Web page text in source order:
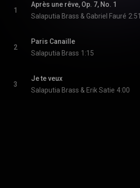
1
Après une rêve, Op. 7, No. 1
Salaputia Brass & Gabriel Fauré 2:51
2
Paris Canaille
Salaputia Brass 1:15
3
Je te veux
Salaputia Brass & Erik Satie 4:00